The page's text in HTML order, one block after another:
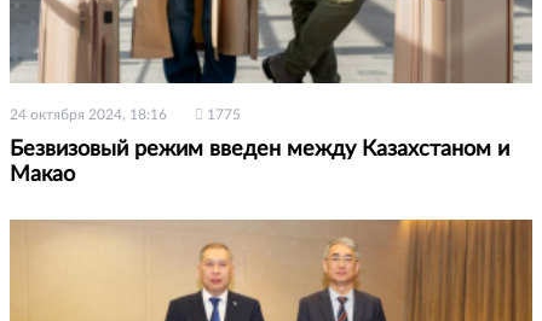
24 октября 2024, 18:16 1775
Безвизовый режим введен между Казахстаном и
Макао